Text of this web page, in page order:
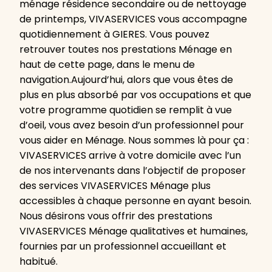
ménage résidence secondaire ou de nettoyage
de printemps, VIVASERVICES vous accompagne
quotidiennement à GIERES. Vous pouvez
retrouver toutes nos prestations Ménage en
haut de cette page, dans le menu de
navigation.Aujourd’hui, alors que vous êtes de
plus en plus absorbé par vos occupations et que
votre programme quotidien se remplit à vue
d’oeil, vous avez besoin d’un professionnel pour
vous aider en Ménage. Nous sommes là pour ça :
VIVASERVICES arrive à votre domicile avec l’un
de nos intervenants dans l’objectif de proposer
des services VIVASERVICES Ménage plus
accessibles à chaque personne en ayant besoin.
Nous désirons vous offrir des prestations
VIVASERVICES Ménage qualitatives et humaines,
fournies par un professionnel accueillant et
habitué.